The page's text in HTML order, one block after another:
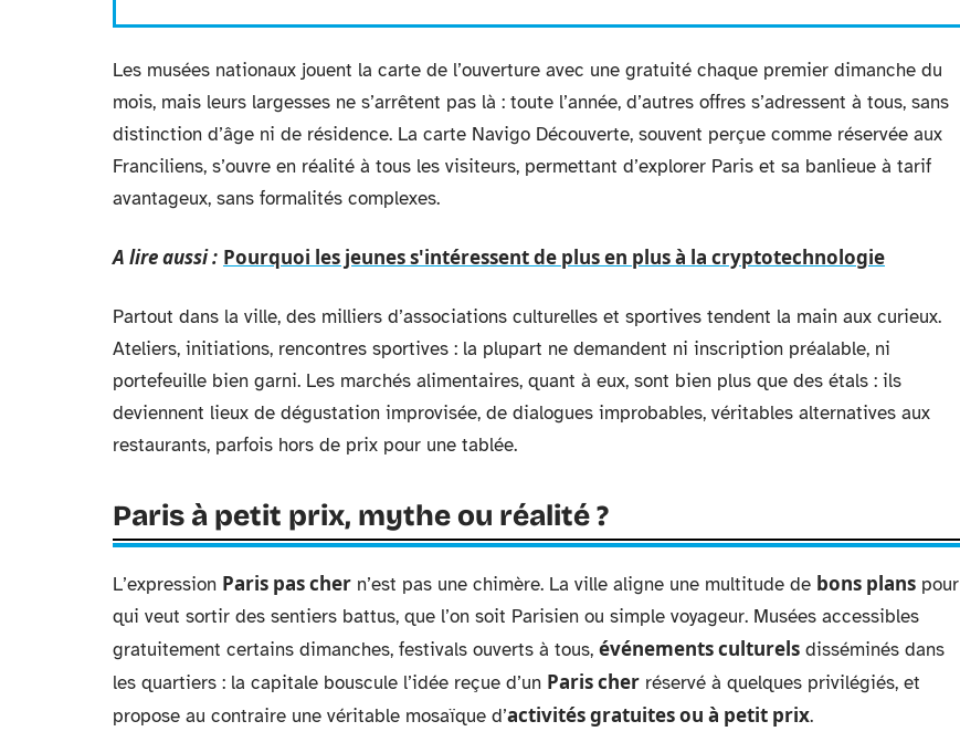
Les musées nationaux jouent la carte de l’ouverture avec une gratuité chaque premier dimanche du
mois, mais leurs largesses ne s’arrêtent pas là : toute l’année, d’autres offres s’adressent à tous, sans
distinction d’âge ni de résidence. La carte Navigo Découverte, souvent perçue comme réservée aux
Franciliens, s’ouvre en réalité à tous les visiteurs, permettant d’explorer Paris et sa banlieue à tarif
avantageux, sans formalités complexes.
A lire aussi : Pourquoi les jeunes s'intéressent de plus en plus à la cryptotechnologie
Partout dans la ville, des milliers d’associations culturelles et sportives tendent la main aux curieux.
Ateliers, initiations, rencontres sportives : la plupart ne demandent ni inscription préalable, ni
portefeuille bien garni. Les marchés alimentaires, quant à eux, sont bien plus que des étals : ils
deviennent lieux de dégustation improvisée, de dialogues improbables, véritables alternatives aux
restaurants, parfois hors de prix pour une tablée.
Paris à petit prix, mythe ou réalité ?
L’expression Paris pas cher n’est pas une chimère. La ville aligne une multitude de bons plans pour
qui veut sortir des sentiers battus, que l’on soit Parisien ou simple voyageur. Musées accessibles
gratuitement certains dimanches, festivals ouverts à tous, événements culturels disséminés dans
les quartiers : la capitale bouscule l’idée reçue d’un Paris cher réservé à quelques privilégiés, et
propose au contraire une véritable mosaïque d’activités gratuites ou à petit prix.